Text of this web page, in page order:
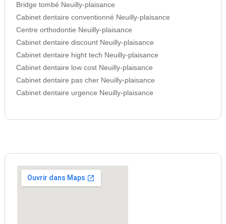
Bridge tombé Neuilly-plaisance
Cabinet dentaire conventionné Neuilly-plaisance
Centre orthodontie Neuilly-plaisance
Cabinet dentaire discount Neuilly-plaisance
Cabinet dentaire hight tech Neuilly-plaisance
Cabinet dentaire low cost Neuilly-plaisance
Cabinet dentaire pas cher Neuilly-plaisance
Cabinet dentaire urgence Neuilly-plaisance